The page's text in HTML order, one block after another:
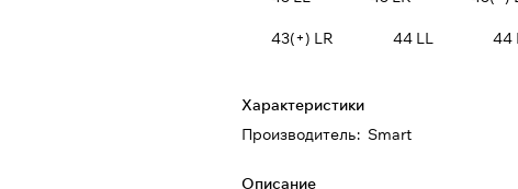
43(+) LR 44 LL 44
Характеристики
Производитель: Smart
Описание